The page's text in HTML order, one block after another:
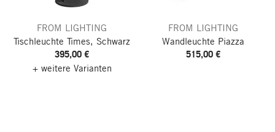
FROM LIGHTING
Tischleuchte Times, Schwarz
395,00 €
+ weitere Varianten
FROM LIGHTING
Wandleuchte Piazza
515,00 €